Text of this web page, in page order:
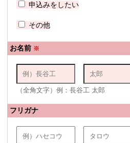
申込みをしたい
その他
お名前 ※
（全角文字）例：長谷工 太郎
フリガナ